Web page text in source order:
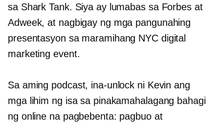
sa Shark Tank. Siya ay lumabas sa Forbes at
Adweek, at nagbigay ng mga pangunahing
presentasyon sa maramihang NYC digital
marketing event.
Sa aming podcast, ina-unlock ni Kevin ang
mga lihim ng isa sa pinakamahalagang bahagi
ng online na pagbebenta: pagbuo at